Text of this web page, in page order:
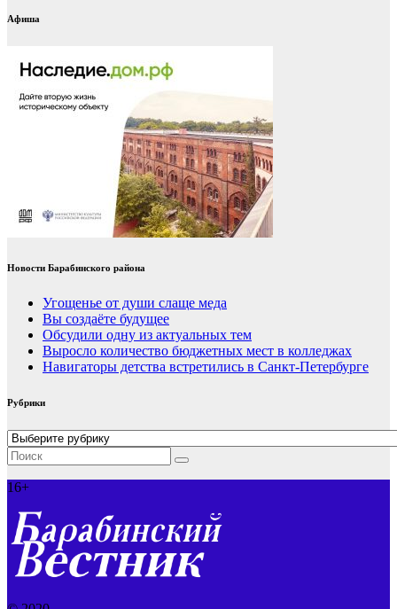
Афиша
Новости Барабинского района
Угощенье от души слаще меда
Вы создаёте будущее
Обсудили одну из актуальных тем
Выросло количество бюджетных мест в колледжах
Навигаторы детства встретились в Санкт-Петербурге
Рубрики
Рубрики
16+